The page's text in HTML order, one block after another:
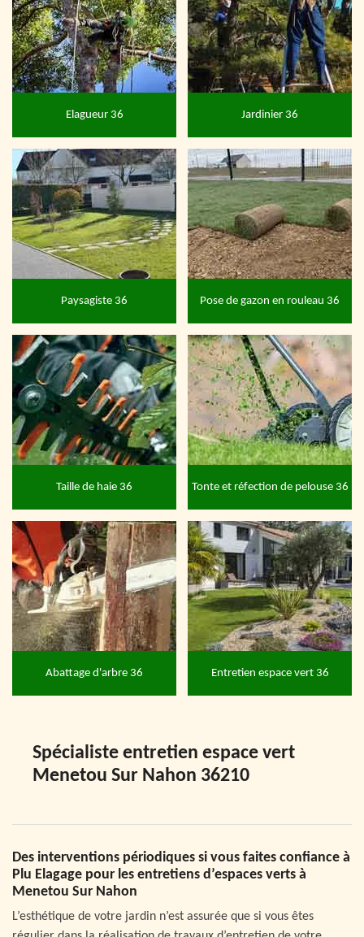
Elagueur 36 Jardinier 36
Paysagiste 36 Pose de gazon en rouleau 36
Taille de haie 36 Tonte et réfection de pelouse 36
Abattage d'arbre 36 Entretien espace vert 36
Spécialiste entretien espace vert
Menetou Sur Nahon 36210
Des interventions périodiques si vous faites confiance à
Plu Elagage pour les entretiens d’espaces verts à
Menetou Sur Nahon
L’esthétique de votre jardin n’est assurée que si vous êtes